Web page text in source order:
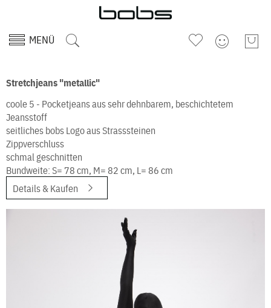
MENÜ
Stretchjeans "metallic"
coole 5 - Pocketjeans aus sehr dehnbarem, beschichtetem
Jeansstoff
seitliches bobs Logo aus Strasssteinen
Zippverschluss
schmal geschnitten
Bundweite: S= 78 cm, M= 82 cm, L= 86 cm
Details & Kaufen